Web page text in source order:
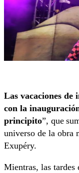
Las vacaciones
con la
principito”, que
universo de la obra
Exupéry.
Mientras, las tardes